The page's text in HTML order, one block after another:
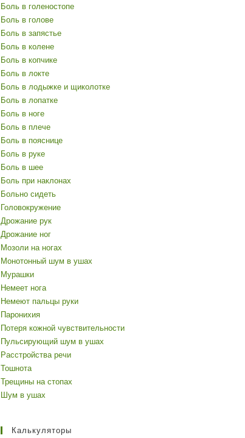
Боль в голеностопе
Боль в голове
Боль в запястье
Боль в колене
Боль в копчике
Боль в локте
Боль в лодыжке и щиколотке
Боль в лопатке
Боль в ноге
Боль в плече
Боль в пояснице
Боль в руке
Боль в шее
Боль при наклонах
Больно сидеть
Головокружение
Дрожание рук
Дрожание ног
Мозоли на ногах
Монотонный шум в ушах
Мурашки
Немеет нога
Немеют пальцы руки
Паронихия
Потеря кожной чувствительности
Пульсирующий шум в ушах
Расстройства речи
Тошнота
Трещины на стопах
Шум в ушах
Калькуляторы